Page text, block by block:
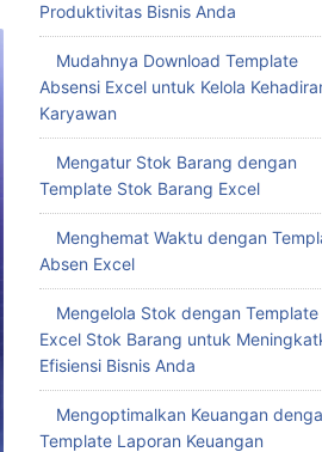
Produktivitas Bisnis Anda
Mudahnya Download Template
Absensi Excel untuk Kelola
Karyawan
Mengatur Stok Barang dengan
Template Stok Barang Excel
Menghemat Waktu dengan
Absen Excel
Mengelola Stok dengan Template
Excel Stok Barang untuk
Efisiensi Bisnis Anda
Mengoptimalkan Keuangan
Template Laporan Keuangan